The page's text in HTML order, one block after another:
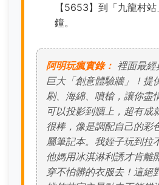
【5653】到「九龍村
鐘。
阿明玩瘋實錄： 裡面最
巨大「創意體驗牆」！提
刷、海綿、噴槍，讓你盡
可以投影到牆上，超有成
很棒，像是調配自己的彩
屬筆記本。我姪子玩到拉
他媽用冰淇淋利誘才肯離
穿不怕髒的衣服去！這絕